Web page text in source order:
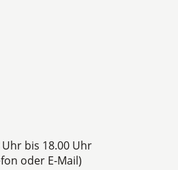
bis 18.00 Uhr
oder E-Mail)